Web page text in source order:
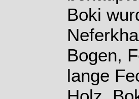
Boki
Bogen,
lange